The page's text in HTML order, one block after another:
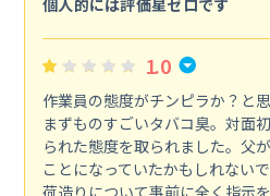
1.0
作業員の態度がチンピラか？と
まずものすごいタバコ臭。対面
られた態度を取られました。父
ことになっていたかもしれないで
荷造りについて事前に全く指示